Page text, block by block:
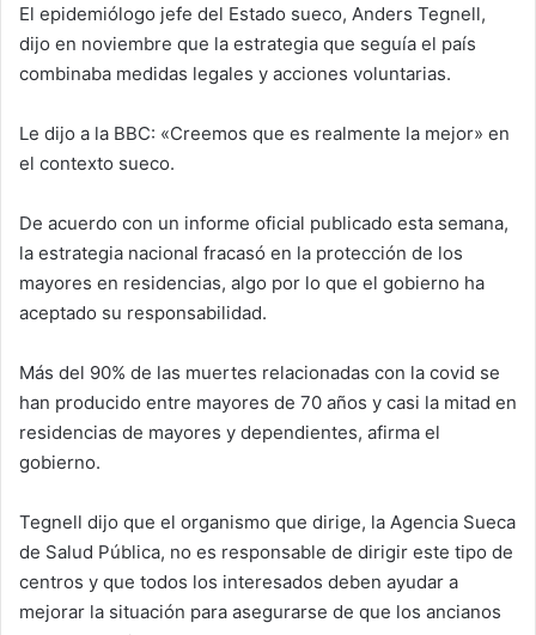
El epidemiólogo jefe del Estado sueco, Anders Tegnell,
dijo en noviembre que la estrategia que seguía el país
combinaba medidas legales y acciones voluntarias.
Le dijo a la BBC: «Creemos que es realmente la mejor» en
el contexto sueco.
De acuerdo con un informe oficial publicado esta semana,
la estrategia nacional fracasó en la protección de los
mayores en residencias, algo por lo que el gobierno ha
aceptado su responsabilidad.
Más del 90% de las muertes relacionadas con la covid se
han producido entre mayores de 70 años y casi la mitad en
residencias de mayores y dependientes, afirma el
gobierno.
Tegnell dijo que el organismo que dirige, la Agencia Sueca
de Salud Pública, no es responsable de dirigir este tipo de
centros y que todos los interesados deben ayudar a
mejorar la situación para asegurarse de que los ancianos